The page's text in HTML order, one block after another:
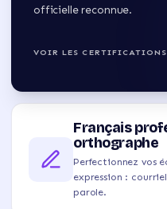
officielle reconnue.
VOIR LES CERTIFICATIONS
Français
orthographe
Perfectionnez vos
expression :
parole.